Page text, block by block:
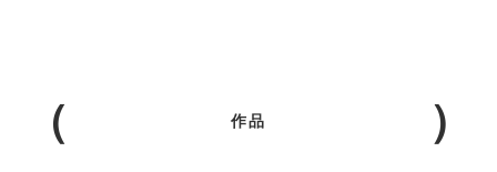
作品